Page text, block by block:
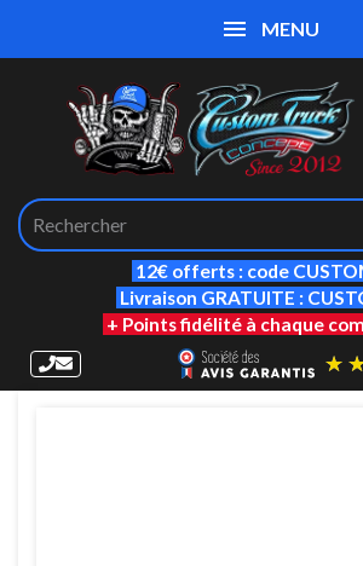
12€ offerts : code
Livraison GRATUITE :
+ Points fidélité à chaque
MENU